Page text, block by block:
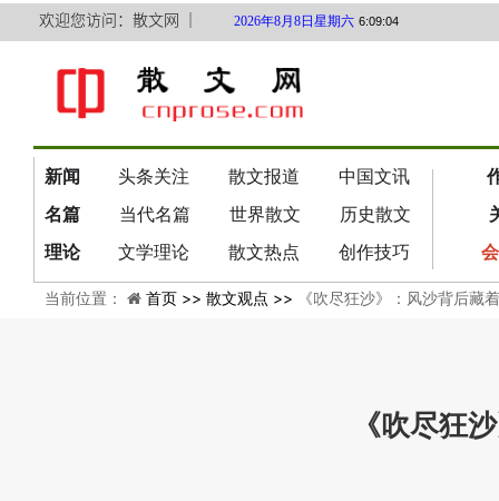
欢迎您访问：散文网 ｜
新闻 头条关注 散文报道 中国文讯
名篇
当代名篇 世界散文 历史散文
理论
文学理论 散文热点 创作技巧
2026年8月8日星期六 6:09:04
当前位置： 首页 >> 散文观点 >> 《吹尽狂沙》：风沙背后藏
《吹尽狂